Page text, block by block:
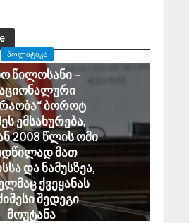
ᲞᲝᲚᲘᲢᲘᲙᲐ
წილოსანი –
ბოროტ
ემსახურება,
2008 წლის ომი
მათ
და ნამუსზეა,
ქვეყანას
შედეგი
მოუტანა